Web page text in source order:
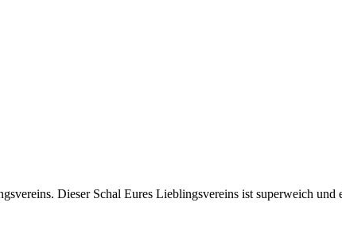
Dieser Schal Eures Lieblingsvereins ist superweich